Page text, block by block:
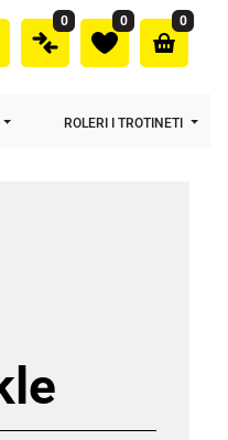
0 0 0
ROLERI I TROTINETI